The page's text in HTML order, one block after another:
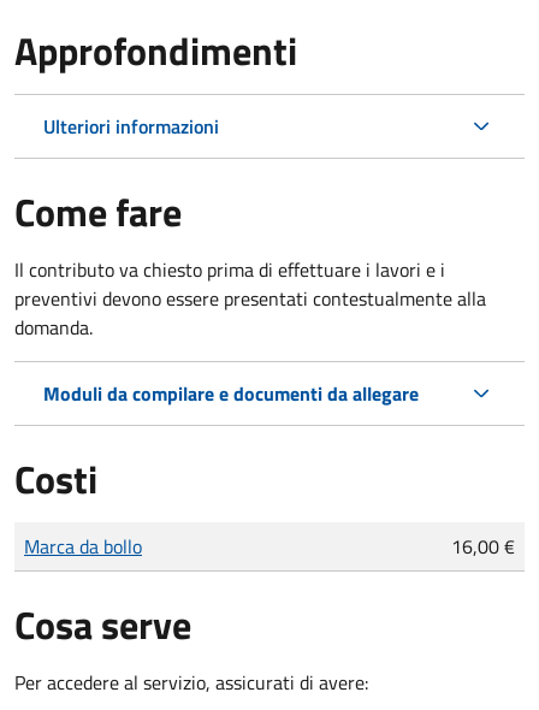
Approfondimenti
Ulteriori informazioni
Come fare
Il contributo va chiesto prima di effettuare i lavori e i
preventivi devono essere presentati contestualmente alla
domanda.
Moduli da compilare e documenti da allegare
Costi
Tipo di pagamento
Importo
Marca da bollo 16,00 €
Cosa serve
Per accedere al servizio, assicurati di avere: